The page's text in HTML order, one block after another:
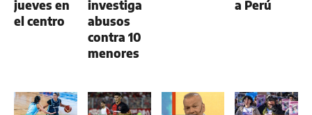
jueves en
el centro
investiga
abusos
contra 10
menores
a Perú